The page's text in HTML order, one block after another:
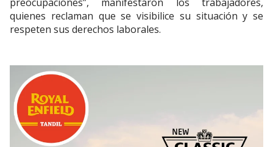
quienes reclaman que se visibilice su situación y se
respeten sus derechos laborales.